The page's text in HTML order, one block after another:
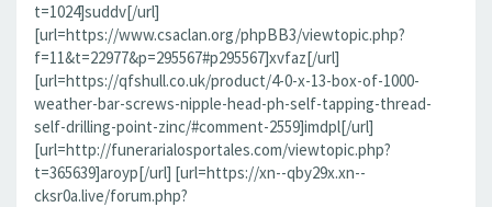
t=1024]suddv[/url]
[url=https://www.csaclan.org/phpBB3/viewtopic.php?
f=11&t=22977&p=295567#p295567]xvfaz[/url]
[url=https://qfshull.co.uk/product/4-0-x-13-box-of-1000-
weather-bar-screws-nipple-head-ph-self-tapping-thread-
self-drilling-point-zinc/#comment-2559]imdpl[/url]
[url=http://funerarialosportales.com/viewtopic.php?
t=365639]aroyp[/url] [url=https://xn--qby29x.xn--
cksr0a.live/forum.php?